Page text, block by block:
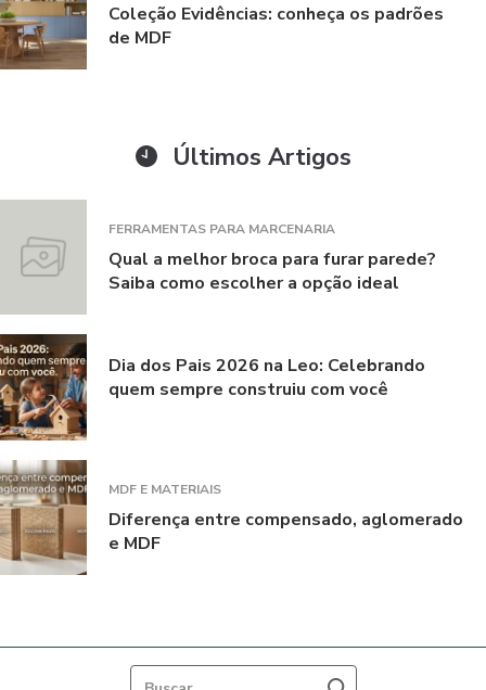
Coleção Evidências: conheça os padrões
de MDF
Últimos Artigos
FERRAMENTAS PARA MARCENARIA
Qual a melhor broca para furar parede?
Saiba como escolher a opção ideal
Dia dos Pais 2026 na Leo: Celebrando
quem sempre construiu com você
MDF E MATERIAIS
Diferença entre compensado, aglomerado
e MDF